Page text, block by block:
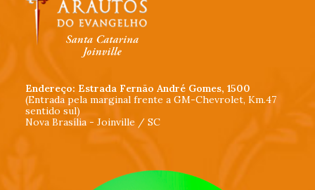
Endereço: Estrada Fernão André Gomes, 1500
(Entrada pela marginal frente a GM-Chevrolet, Km.47
sentido sul)
Nova Brasília - Joinville / SC